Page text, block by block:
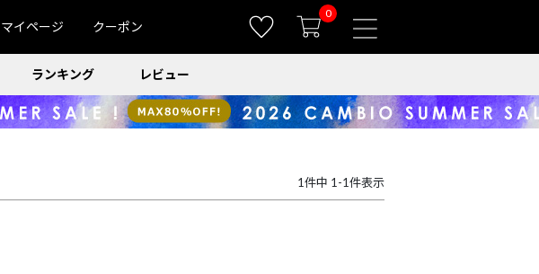
マイページ クーポン
0
ランキング レビュー
1件中 1 -1件表示